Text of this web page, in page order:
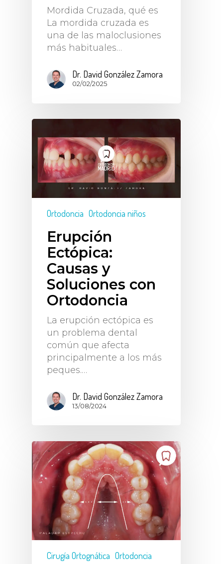
Mordida Cruzada, qué es
La mordida cruzada es
una de las maloclusiones
más habituales…
Dr. David González Zamora
02/02/2025
Ortodoncia Ortodoncia niños
Erupción
Ectópica:
Causas y
Soluciones con
Ortodoncia
La erupción ectópica es
un problema dental
común que afecta
principalmente a los más
peques.…
Dr. David González Zamora
13/08/2024
Cirugía Ortognática Ortodoncia